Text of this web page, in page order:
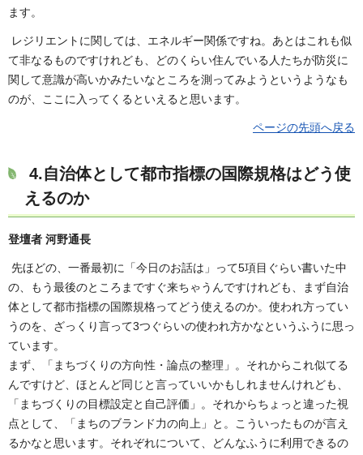
ます。
レジリエントに関しては、エネルギー関係ですね。あとはこれも似
て非なるものですけれども、どのくらい住んでいる人たちが防災に
関して意識が高いかみたいなところを測ってみようというようなも
のが、ここに入ってくるといえると思います。
ページの先頭へ戻る
4.自治体として都市指標の国際規格はどう使
えるのか
登壇者 河野通長
先ほどの、一番最初に「今日のお話は」って5項目ぐらい書いた中
の、もう最後のところまですぐ来ちゃうんですけれども、まず自治
体として都市指標の国際規格ってどう使えるのか。使われ方ってい
うのを、ざっくり言って3つぐらいの使われ方かなというふうに思っ
ています。
まず、「まちづくりの方向性・論点の整理」。それからこれ似てる
んですけど、ほとんど同じと言っていいかもしれませんけれども、
「まちづくりの目標設定と自己評価」。それからちょっと違った視
点として、「まちのブランド力の向上」と。こういったものが言え
るかなと思います。それぞれについて、どんなふうに利用できるの